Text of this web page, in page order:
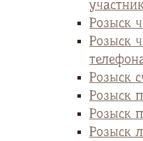
Розыск
Розыск
Розыск
Розыск
Розыск
Розыск